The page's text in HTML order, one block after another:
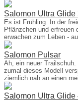
Salomon Ultra Glide
Es ist Frühling. In der
Pflänzchen und erfreuen
erwachen zum Leben -
Salomon Pulsar
Ah, ein neuer
zumal dieses Modell
ziemlich nah an einen
Salomon Ultra Glide